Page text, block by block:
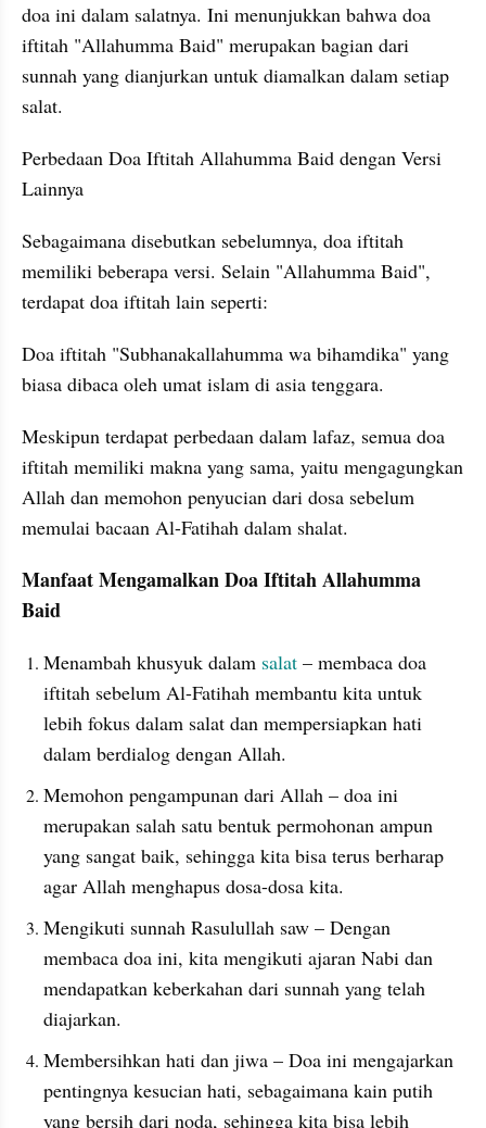
doa ini dalam salatnya. Ini menunjukkan bahwa doa
iftitah "Allahumma Baid" merupakan bagian dari
sunnah yang dianjurkan untuk diamalkan dalam setiap
salat.
Perbedaan Doa Iftitah Allahumma Baid dengan Versi
Lainnya
Sebagaimana disebutkan sebelumnya, doa iftitah
memiliki beberapa versi. Selain "Allahumma Baid",
terdapat doa iftitah lain seperti:
Doa iftitah "Subhanakallahumma wa bihamdika" yang
biasa dibaca oleh umat islam di asia tenggara.
Meskipun terdapat perbedaan dalam lafaz, semua doa
iftitah memiliki makna yang sama, yaitu mengagungkan
Allah dan memohon penyucian dari dosa sebelum
memulai bacaan Al-Fatihah dalam shalat.
Manfaat Mengamalkan Doa Iftitah Allahumma
Baid
Menambah khusyuk dalam salat – membaca doa
iftitah sebelum Al-Fatihah membantu kita untuk
lebih fokus dalam salat dan mempersiapkan hati
dalam berdialog dengan Allah.
Memohon pengampunan dari Allah – doa ini
merupakan salah satu bentuk permohonan ampun
yang sangat baik, sehingga kita bisa terus berharap
agar Allah menghapus dosa-dosa kita.
Mengikuti sunnah Rasulullah saw – Dengan
membaca doa ini, kita mengikuti ajaran Nabi dan
mendapatkan keberkahan dari sunnah yang telah
diajarkan.
Membersihkan hati dan jiwa – Doa ini mengajarkan
pentingnya kesucian hati, sebagaimana kain putih
yang bersih dari noda, sehingga kita bisa lebih